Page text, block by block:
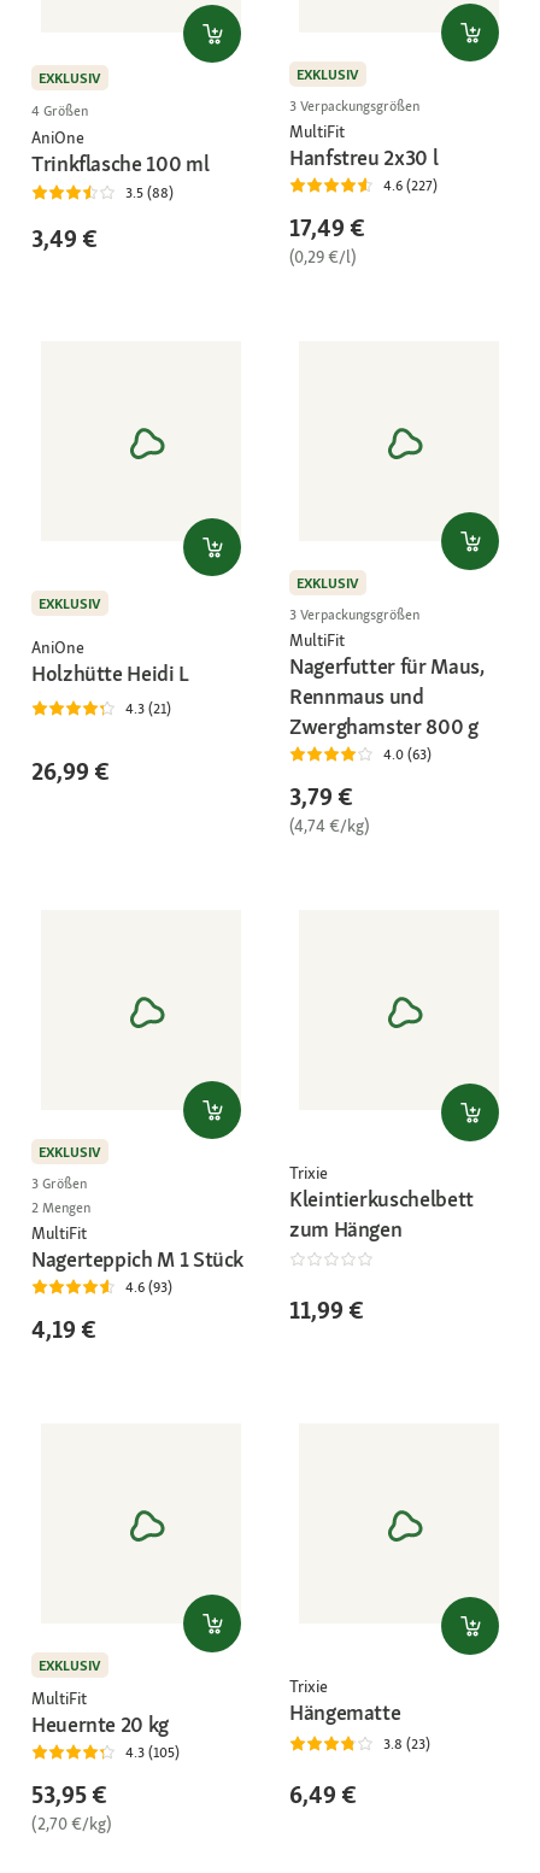
EXKLUSIV
4 Größen
AniOne
Trinkflasche 100 ml
3.5 (88)
3,49 €
EXKLUSIV
3 Verpackungsgrößen
MultiFit
Hanfstreu 2x30 l
4.6 (227)
17,49 €
(0,29 €/l)
EXKLUSIV
AniOne
Holzhütte Heidi L
4.3 (21)
26,99 €
EXKLUSIV
3 Verpackungsgrößen
MultiFit
Nagerfutter für Maus,
Rennmaus und
Zwerghamster 800 g
4.0 (63)
3,79 €
(4,74 €/kg)
EXKLUSIV
3 Größen
2 Mengen
MultiFit
Nagerteppich M 1 Stück
4.6 (93)
4,19 €
Trixie
Kleintierkuschelbett
zum Hängen
11,99 €
EXKLUSIV
MultiFit
Heuernte 20 kg
4.3 (105)
53,95 €
(2,70 €/kg)
Trixie
Hängematte
3.8 (23)
6,49 €